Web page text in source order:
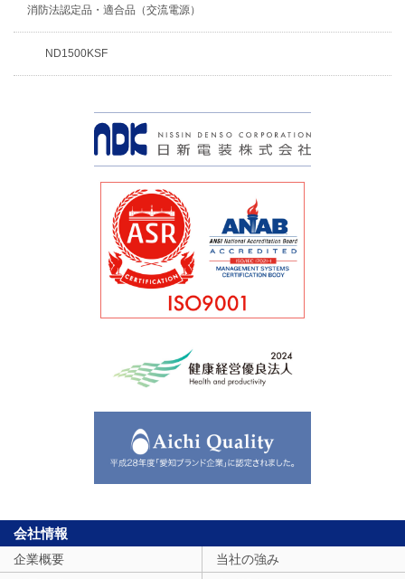
消防法認定品・適合品（交流電源）
ND1500KSF
会社情報
企業概要
当社の強み